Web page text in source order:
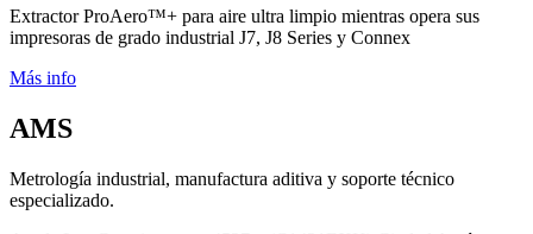
Extractor ProAero™+ para aire ultra limpio mientras opera sus
impresoras de grado industrial J7, J8 Series y Connex
Más info
AMS
Metrología industrial, manufactura aditiva y soporte técnico
especializado.